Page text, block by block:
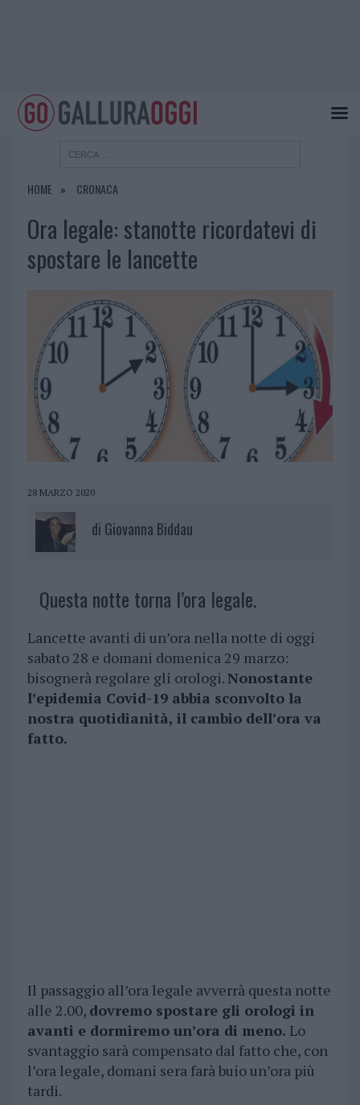
HOME CRONACA
Ora legale: stanotte ricordatevi di
spostare le lancette
28 MARZO 2020
di Giovanna Biddau
Questa notte torna l’ora legale.
Lancette avanti di un’ora nella notte di oggi
sabato 28 e domani domenica 29 marzo:
bisognerà regolare gli orologi.Nonostante
l’epidemia Covid-19 abbia sconvolto la
nostra quotidianità, il cambio dell’ora va
fatto.
Il passaggio all’ora legale avverrà questa notte
alle 2.00, dovremo spostare gli orologi in
avanti e dormiremo un’ora di meno. Lo
svantaggio sarà compensato dal fatto che, con
l’ora legale, domani sera farà buio un’ora più
tardi.